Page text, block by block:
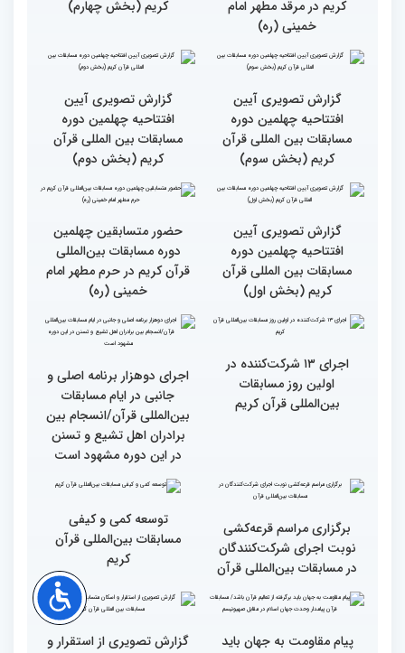
گزارش تصویری حضور
متسابقین چهلمین دوره
مسابقات بین المللی قرآن
کریم در مرقد مطهر امام
خمینی (ره)
گزارش تصویری آیین
مسابقات بین المللی قرآن
کریم (بخش چهارم)
گزارش تصویری آیین
افتتاحیه چهلمین دوره
مسابقات بین المللی قرآن
کریم (بخش سوم)
گزارش تصویری آیین
افتتاحیه چهلمین دوره
مسابقات بین المللی قرآن
کریم (بخش دوم)
گزارش تصویری آیین
افتتاحیه چهلمین دوره
مسابقات بین المللی قرآن
کریم (بخش اول)
حضور متسابقین چهلمین
دوره مسابقات بین‌المللی
قرآن کریم در حرم مطهر امام
اجرای دوهزار برنامه اصلی و
جانبی در ایام مسابقات
بین‌المللی قرآن/انسجام بین
در این دوره مشهود است
برگزاری مراسم قرعه‌‌کشی
نوبت اجرای شرکت‌کنندگان
در مسابقات بین‌المللی قرآن
توسعه کمی و کیفی
مسابقات بین‌المللی قرآن